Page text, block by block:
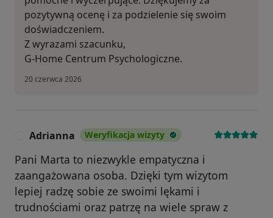
pozytywną ocenę i za podzielenie się swoim
doświadczeniem.
Z wyrazami szacunku,
G-Home Centrum Psychologiczne.
20 czerwca 2026
Adrianna Weryfikacja wizyty
Pani Marta to niezwykle empatyczna i
zaangażowana osoba. Dzięki tym wizytom
lepiej radzę sobie ze swoimi lękami i
trudnościami oraz patrzę na wiele spraw z